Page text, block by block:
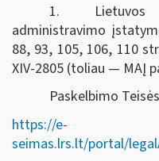
1. Lietuvos
administravimo
88, 93, 105, 106, 110
XIV-2805 (toliau — MAĮ
Paskelbimo
https://e-
seimas.lrs.lt/portal/